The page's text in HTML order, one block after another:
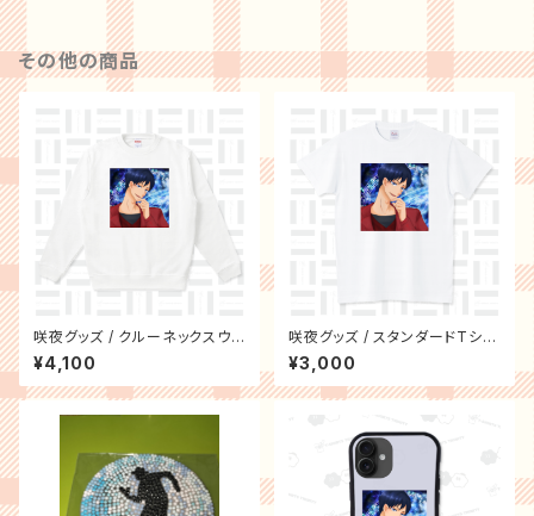
その他の商品
咲夜グッズ / クルーネックスウェ
ット(10オンス)
¥4,100
咲夜グッズ / スタンダードTシャ
ツ(5.6オンス)
¥3,000